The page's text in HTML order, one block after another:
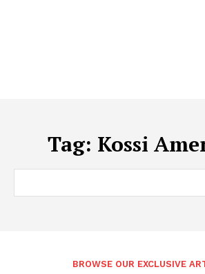
Tag: Kossi
BROWSE OUR EXCLUSIVE